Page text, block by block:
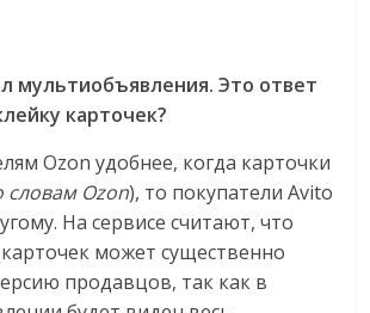
мультиобъявления. Это ответ
карточек?
Ozon удобнее, когда карточки
словам Ozon), то покупатели Avito
На сервисе считают, что
может существенно
продавцов, так как в